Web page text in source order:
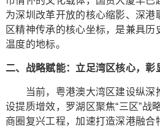
为深圳改革开放的核心缩影、深港
区精神传承的核心坐标，是兼具
温度的地标。
二、战略赋能：立足湾区核心，彰
当前，粤港澳大湾区建设纵深
设提质增效，罗湖区聚焦“三区”战
商圈复兴工程，加速打造深港融合